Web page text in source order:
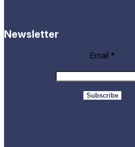
Newsletter
Email *